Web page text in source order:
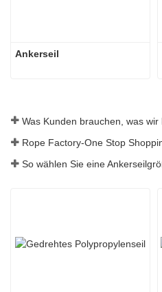
Ankerseil